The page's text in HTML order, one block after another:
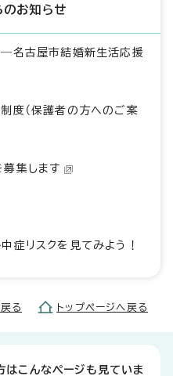
のお知らせ
―名古屋市結婚新生活応援
度（保護者の方へのご案
集します
症リスクを見てみよう！
る トップページへ戻る
はこんなページも見ていま